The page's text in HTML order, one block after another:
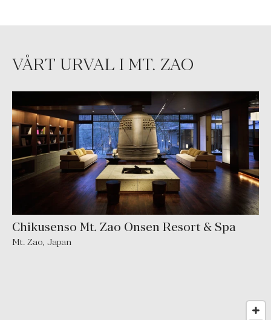
VÅRT URVAL I MT. ZAO
Chikusenso Mt. Zao Onsen Resort & Spa
Mt. Zao, Japan